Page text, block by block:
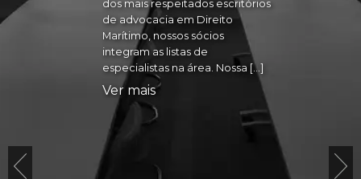
dos mais respeitados escritórios
de advocacia em Direito
Marítimo, nossos sócios
integram as listas de
especialistas na área. Nossa […]
Ver mais